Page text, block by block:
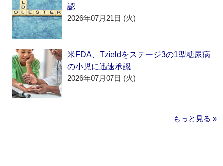
認
2026年07月21日 (火)
米FDA、Tzieldをステージ3の1型糖尿病
の小児に迅速承認
2026年07月07日 (火)
もっと見る »